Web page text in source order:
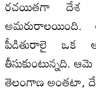
రచయితగా దేశ
అమరురాలయింది.
పీడితురాలై ఒక
తీసుకుంటున్నది.
తెలంగాణ అంతటా,